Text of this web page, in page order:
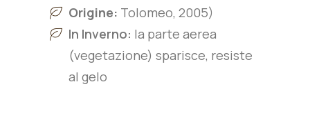
Origine: Tolomeo, 2005)
In Inverno: la parte aerea
(vegetazione) sparisce, resiste
al gelo